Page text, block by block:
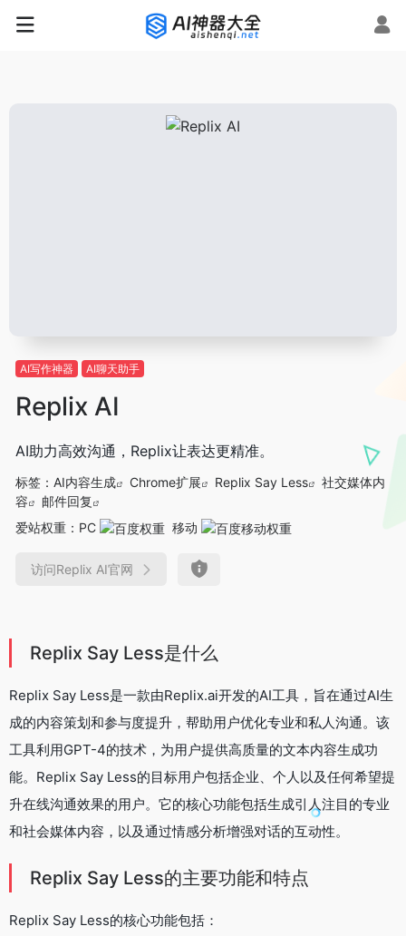
AI写作神器 AI聊天助手
Replix AI
AI助力高效沟通，Replix让表达更精准。
标签： AI内容生成 Chrome扩展 Replix Say Less
社交媒体内
容
邮件回复
爱站权重： PC 移动
访问Replix AI官网
Replix Say Less是什么
Replix Say Less是一款由Replix.ai开发的AI工具，旨在通过AI生
成的内容策划和参与度提升，帮助用户优化专业和私人沟通。该
工具利用GPT-4的技术，为用户提供高质量的文本内容生成功
能。Replix Say Less的目标用户包括企业、个人以及任何希望提
升在线沟通效果的用户。它的核心功能包括生成引人注目的专业
和社会媒体内容，以及通过情感分析增强对话的互动性。
Replix Say Less的主要功能和特点
Replix Say Less的核心功能包括：